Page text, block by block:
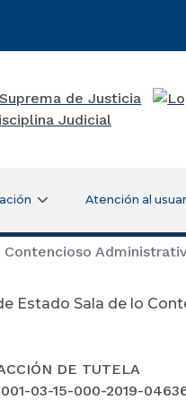
Atención al
Estado Sala de lo
DE TUTELA
001-03-15-000-2019-